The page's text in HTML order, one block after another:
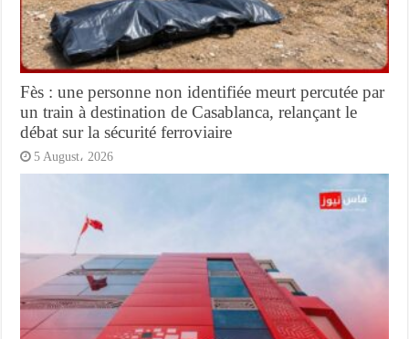
Fès : une personne non identifiée meurt percutée par
un train à destination de Casablanca, relançant le
débat sur la sécurité ferroviaire
5 August، 2026